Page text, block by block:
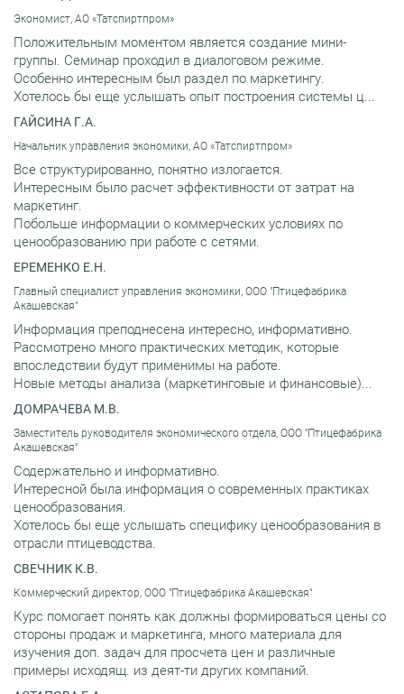
Экономист, АО «Татспиртпром»
Положительным моментом является создание мини-
группы. Семинар проходил в диалоговом режиме.
Особенно интересным был раздел по маркетингу.
Хотелось бы еще услышать опыт построения системы ц...
ГАЙСИНА Г.А.
Начальник управления экономики, АО «Татспиртпром»
Все структурированно, понятно излогается.
Интересным было расчет эффективности от затрат на
маркетинг.
Побольше информации о коммерческих условиях по
ценообразованию при работе с сетями.
ЕРЕМЕНКО Е.Н.
Главный специалист управления экономики, ООО "Птицефабрика
Акашевская"
Информация преподнесена интересно, информативно.
Рассмотрено много практических методик, которые
впоследствии будут применимы на работе.
Новые методы анализа (маркетинговые и финансовые)...
ДОМРАЧЕВА М.В.
Заместитель руководителя экономического отдела, ООО "Птицефабрика
Акашевская"
Содержательно и информативно.
Интересной была информация о современных практиках
ценообразования.
Хотелось бы еще услышать специфику ценообразования в
отрасли птицеводства.
СВЕЧНИК К.В.
Коммерческий директор, ООО "Птицефабрика Акашевская"
Курс помогает понять как должны формироваться цены со
стороны продаж и маркетинга, много материала для
изучения доп. задач для просчета цен и различные
примеры исходящ. из деят-ти других компаний.